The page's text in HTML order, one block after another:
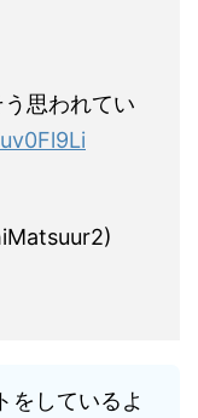
思われてい
をしているよ